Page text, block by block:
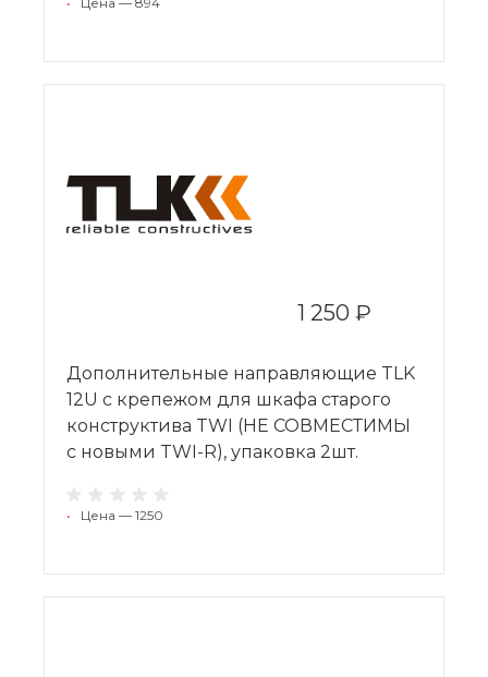
1 250 ₽
Дополнительные направляющие TLK
12U с крепежом для шкафа старого
конструктива TWI (НЕ СОВМЕСТИМЫ
с новыми TWI-R), упаковка 2шт.
• Цена — 1250